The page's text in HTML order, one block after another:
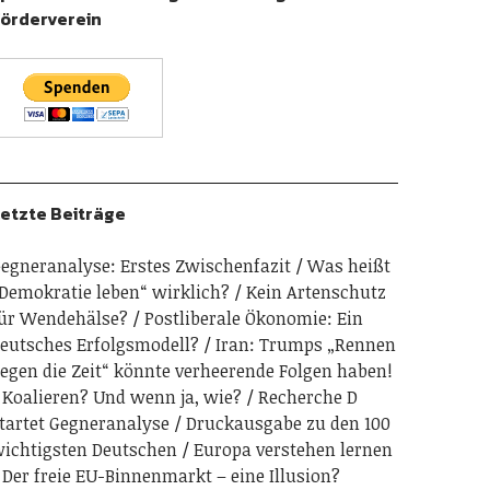
Beiträge
Erstes Zwischenfazit
Was heißt
leben“ wirklich?
Kein Artenschutz
Wendehälse?
Postliberale Ökonomie: Ein
Erfolgsmodell?
Iran: Trumps „Rennen
die Zeit“ könnte verheerende Folgen haben!
Koalieren? Und wenn ja, wie?
Recherche D
Gegneranalyse
Druckausgabe zu den 100
Deutschen
Europa verstehen lernen
Der freie EU-Binnenmarkt – eine Illusion?